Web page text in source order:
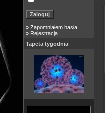
» Zapomniałem hasła
» Rejestracja
Tapeta tygodnia